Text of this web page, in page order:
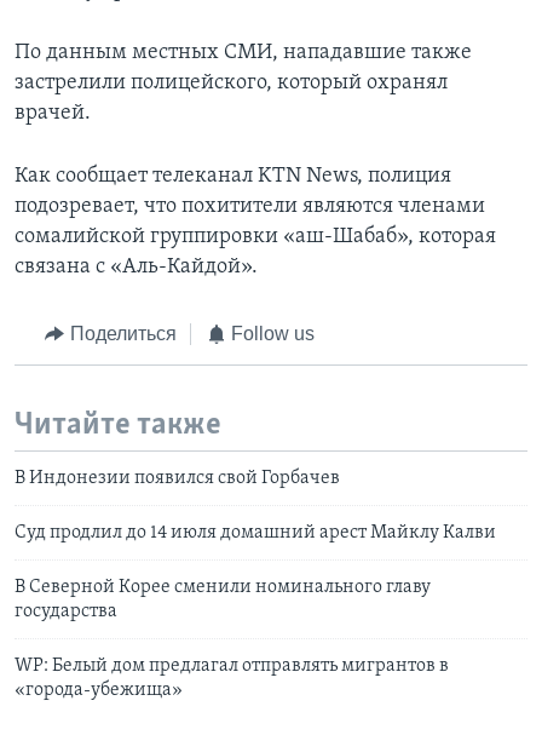
По данным местных СМИ, нападавшие также
застрелили полицейского, который охранял
врачей.
Как сообщает телеканал KTN News, полиция
подозревает, что похитители являются членами
сомалийской группировки «аш-Шабаб», которая
связана с «Аль-Кайдой».
Поделиться Follow us
Читайте также
В Индонезии появился свой Горбачев
Суд продлил до 14 июля домашний арест Майклу Калви
В Северной Корее сменили номинального главу
государства
WP: Белый дом предлагал отправлять мигрантов в
«города-убежища»